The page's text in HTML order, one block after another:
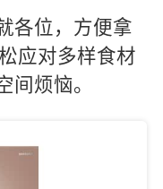
各位，方便拿
应对多样食材
间烦恼。